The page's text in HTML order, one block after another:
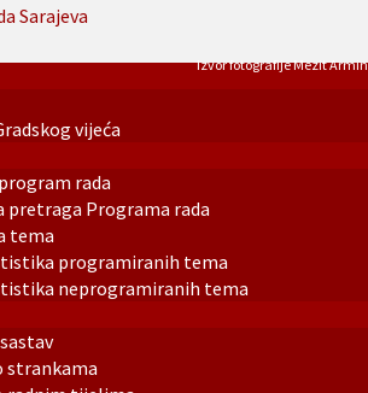
vijeća
rada
pretraga Programa rada
tema
programiranih tema
neprogramiranih tema
strankama
Izvor fotografije Mezit Armin